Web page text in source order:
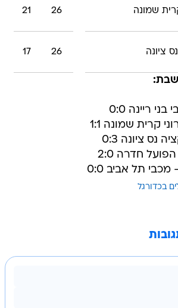
שמונה 26
21
ציונה 26
17
ריינה 0:0
קרית שמונה 1:1
נס ציונה 0:3
חדרה 2:0
תל אביב 0:0
בכדורגל